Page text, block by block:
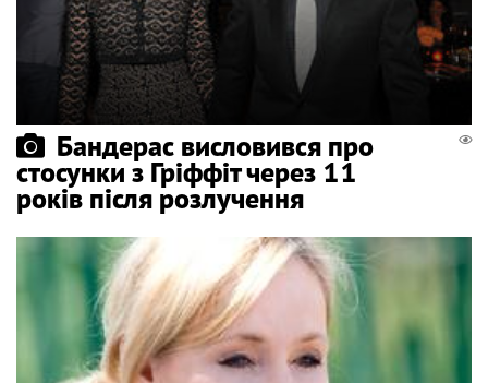
Бандерас висловився про
стосунки з Гріффіт через 11
років після розлучення